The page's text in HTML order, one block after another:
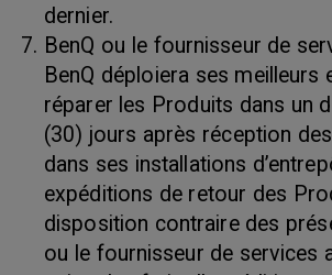
dernier.
BenQ ou le fournisseur de
BenQ déploiera ses
réparer les Produits dans un
(30) jours après réception
dans ses installations
expéditions de retour des
disposition contraire des
ou le fournisseur de services